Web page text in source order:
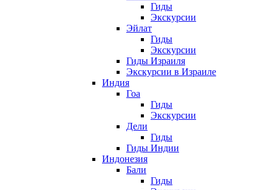
Гиды
Экскурсии
Эйлат
Гиды
Экскурсии
Гиды Израиля
Экскурсии в Израиле
Индия
Гоа
Гиды
Экскурсии
Дели
Гиды
Гиды Индии
Индонезия
Бали
Гиды